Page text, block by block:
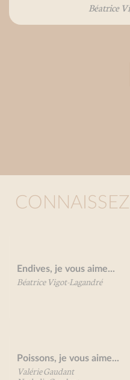
Béatrice
vos